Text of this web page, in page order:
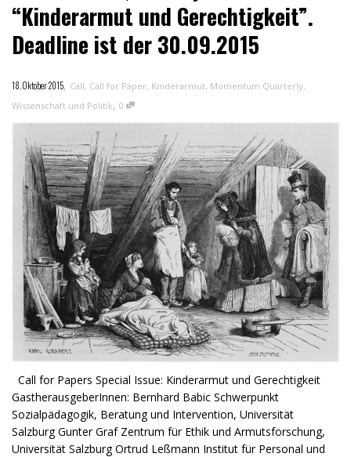
“Kinderarmut und Gerechtigkeit”.
Deadline ist der 30.09.2015
18. Oktober 2015, Call, Call for Paper, Kinderarmut, Momentum Quarterly,
Wissenschaft und Politik, 0
Call for Papers Special Issue: Kinderarmut und Gerechtigkeit
GastherausgeberInnen: Bernhard Babic Schwerpunkt
Sozialpädagogik, Beratung und Intervention, Universität
Salzburg Gunter Graf Zentrum für Ethik und Armutsforschung,
Universität Salzburg Ortrud Leßmann Institut für Personal und